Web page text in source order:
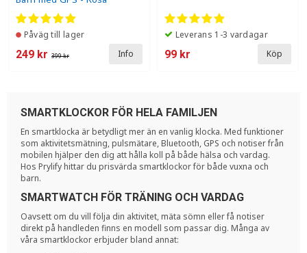
Påväg till lager
249 kr 399 kr Info
Leverans 1-3 vardagar
99 kr Köp
SMARTKLOCKOR FÖR HELA FAMILJEN
En smartklocka är betydligt mer än en vanlig klocka. Med funktioner
som aktivitetsmätning, pulsmätare, Bluetooth, GPS och notiser från
mobilen hjälper den dig att hålla koll på både hälsa och vardag.
Hos Prylify hittar du prisvärda smartklockor för både vuxna och
barn.
SMARTWATCH FÖR TRÄNING OCH VARDAG
Oavsett om du vill följa din aktivitet, mäta sömn eller få notiser
direkt på handleden finns en modell som passar dig. Många av
våra smartklockor erbjuder bland annat: